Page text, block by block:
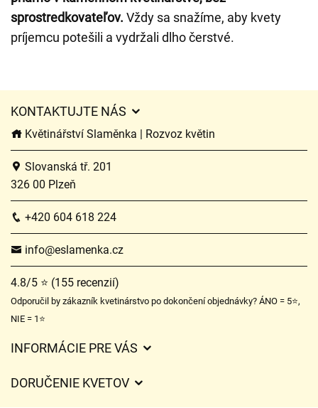
sprostredkovateľov. Vždy sa snažíme, aby kvety
príjemcu potešili a vydržali dlho čerstvé.
KONTAKTUJTE NÁS
Květinářství Slaměnka | Rozvoz květin
Slovanská tř. 201
326 00 Plzeň
+420 604 618 224
info@eslamenka.cz
4.8/5 ⭐ (155 recenzií)
Odporučil by zákazník kvetinárstvo po dokončení objednávky? ÁNO = 5⭐,
NIE = 1⭐
INFORMÁCIE PRE VÁS
DORUČENIE KVETOV